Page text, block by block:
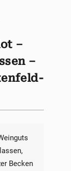
–
–
Becken